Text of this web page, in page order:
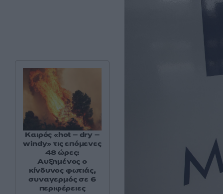
Καιρός «hot – dry –
windy» τις επόμενες
48 ώρες:
Αυξημένος ο
κίνδυνος φωτιάς,
συναγερμός σε 6
περιφέρειες